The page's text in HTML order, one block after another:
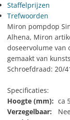
Staffelprijzen
Trefwoorden
Miron pompdop
Alhena, Miron
doseervolume van
gemaakt van
Schroefdraad: 20/
Specificaties:
Hoogte (mm): ca
Verzegelbaar:
Nee